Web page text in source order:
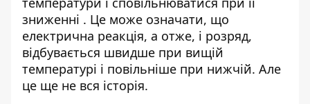
зниженні . Це може означати, що
електрична реакція, а отже, і розряд,
відбувається швидше при вищій
температурі і повільніше при нижчій. Але
це ще не вся історія.